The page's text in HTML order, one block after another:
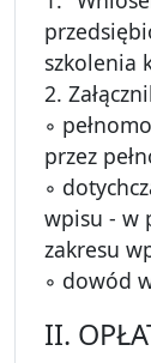
szkolenia
2.
◦
przez
◦
wpisu - w
zakresu
◦ dowód
II.